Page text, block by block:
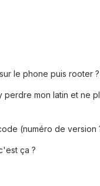
le phone puis rooter ?
mon latin et ne
(numéro de version
ça ?